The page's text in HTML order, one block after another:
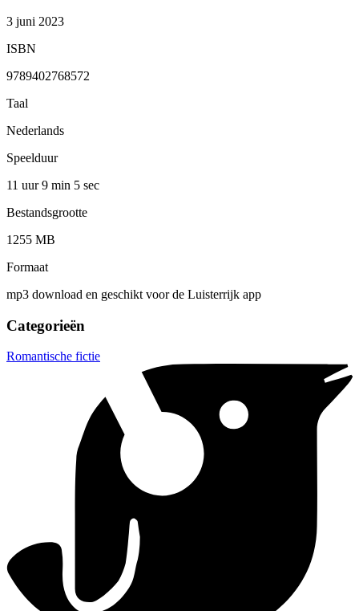
3 juni 2023
ISBN
9789402768572
Taal
Nederlands
Speelduur
11 uur 9 min 5 sec
Bestandsgrootte
1255 MB
Formaat
mp3 download en geschikt voor de Luisterrijk app
Categorieën
Romantische fictie